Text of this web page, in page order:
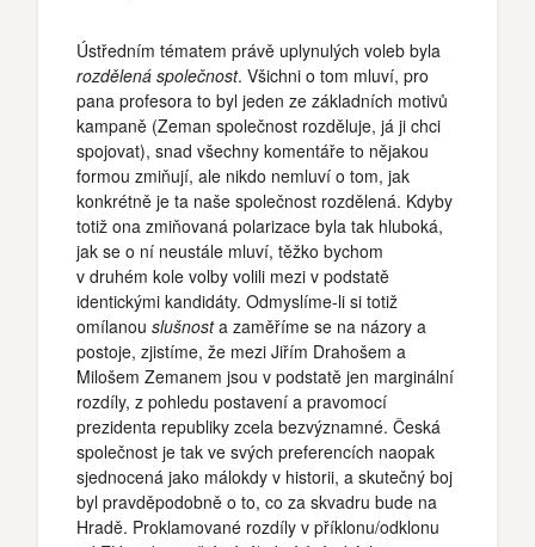
Ústředním tématem právě uplynulých voleb byla
rozdělená společnost. Všichni o tom mluví, pro
pana profesora to byl jeden ze základních motivů
kampaně (Zeman společnost rozděluje, já ji chci
spojovat), snad všechny komentáře to nějakou
formou zmiňují, ale nikdo nemluví o tom, jak
konkrétně je ta naše společnost rozdělená. Kdyby
totiž ona zmiňovaná polarizace byla tak hluboká,
jak se o ní neustále mluví, těžko bychom
v druhém kole volby volili mezi v podstatě
identickými kandidáty. Odmyslíme-li si totiž
omílanou slušnosta zaměříme se na názory a
postoje, zjistíme, že mezi Jiřím Drahošem a
Milošem Zemanem jsou v podstatě jen marginální
rozdíly, z pohledu postavení a pravomocí
prezidenta republiky zcela bezvýznamné. Česká
společnost je tak ve svých preferencích naopak
sjednocená jako málokdy v historii, a skutečný boj
byl pravděpodobně o to, co za skvadru bude na
Hradě. Proklamované rozdíly v příklonu/odklonu